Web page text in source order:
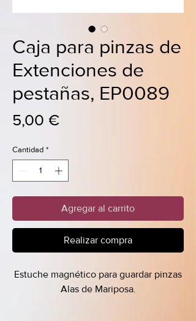
Caja para pinzas de
Extenciones de
pestañas, EP0089
5,00 €Precio
Cantidad *
Agregar al carrito
Realizar compra
Estuche magnético para guardar pinzas
Alas de Mariposa.